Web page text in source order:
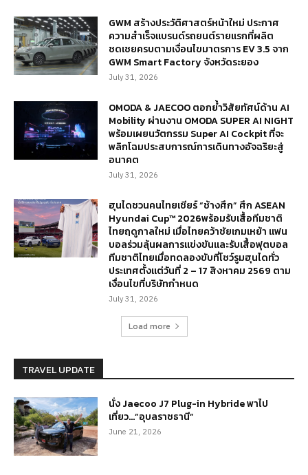
GWM สร้างประวัติศาสตร์หน้าใหม่ ประกาศ
ความสำเร็จแบรนด์รถยนต์รายแรกที่ผลิต
ชดเชยครบตามเงื่อนไขมาตรการ EV 3.5 จาก
GWM Smart Factory จังหวัดระยอง
July 31, 2026
OMODA & JAECOO ตอกย้ำวิสัยทัศน์ด้าน AI
Mobility ผ่านงาน OMODA SUPER AI NIGHT
พร้อมเผยนวัตกรรม Super AI Cockpit ที่จะ
พลิกโฉมประสบการณ์การเดินทางอัจฉริยะสู่
อนาคต
July 31, 2026
ฮุนไดชวนคนไทยเชียร์ “ช้างศึก” ศึก ASEAN
Hyundai Cup™ 2026พร้อมรับเสื้อทีมชาติ
ไทยฤดูกาลใหม่ เมื่อไทยคว้าชัยเกมเหย้า แฟน
บอลร่วมลุ้นผลการแข่งขันและรับเสื้อฟุตบอล
ทีมชาติไทยเมื่อทดลองขับที่โชว์รูมฮุนไดทั่ว
ประเทศตั้งแต่วันที่ 2 – 17 สิงหาคม 2569 ตาม
เงื่อนไขที่บริษัทกำหนด
July 31, 2026
Load more
TRAVEL UPDATE
นั่ง Jaecoo J7 Plug-in Hybride พาไป
เที่ยว…”อุบลราชธานี”
June 21, 2026